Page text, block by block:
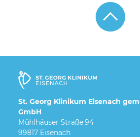
St. Georg Klinikum Eisenach
GmbH
Mühlhäuser Straße 94
99817 Eisenach